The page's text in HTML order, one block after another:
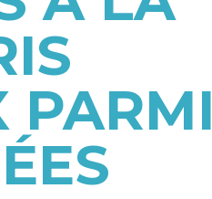
PARMI